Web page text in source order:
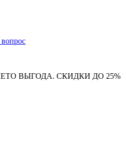
вопрос
ВЫГОДА. СКИДКИ ДО 25%